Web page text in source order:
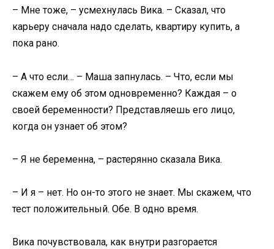
– Мне тоже, – усмехнулась Вика. – Сказал, что
карьеру сначала надо сделать, квартиру купить, а
пока рано.
– А что если… – Маша запнулась. – Что, если мы
скажем ему об этом одновременно? Каждая – о
своей беременности? Представляешь его лицо,
когда он узнает об этом?
– Я не беременна, – растерянно сказала Вика.
– И я – нет. Но он-то этого не знает. Мы скажем, что
тест положительный. Обе. В одно время.
Вика почувствовала, как внутри разгорается